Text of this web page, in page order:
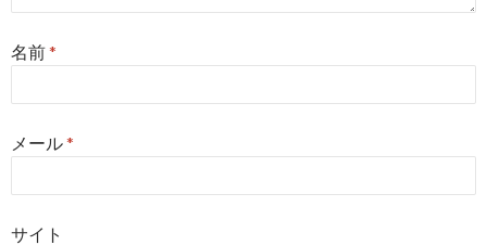
名前*
メール*
サイト